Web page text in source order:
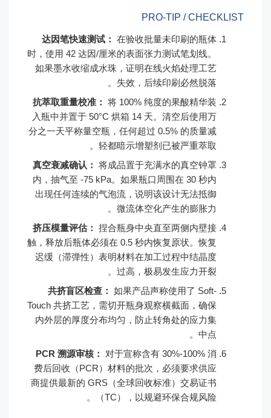
PRO-TIP / CHECKLIST
达因笔快速测试： 在验收批量未印刷的瓶体
时，使用 42 达因/厘米的表面张力测试笔划线。
如果墨水收缩成水珠，证明在线火焰处理工艺
失效，后续印刷必然脱落。
抗萃取重量校准： 将 100% 纯度的果酸精华装
入瓶中并置于 50°C 烘箱 14 天。清空后使用万
分之一天平称量空瓶，任何超过 0.5% 的质量减
轻都暗示增塑剂已被严重萃取。
真空衰减确认： 将成品置于充满水的真空钟罩
内，抽气至 -75 kPa。如果瓶口周围在 30 秒内
出现任何连续的气泡流，说明该设计无法抵御
微流体空化产生的膨胀力。
挤压模量评估： 捏合瓶身中央直至两侧内壁接
触，释放后瓶体必须在 0.5 秒内恢复原状。恢复
迟缓（滞弹性）表明材料在加工过程中结晶度
过高，极易发生应力开裂。
共挤盲区检查： 如果产品声称使用了 Soft-
Touch 共挤工艺，需切开瓶身观察横截面，确保
内外层的厚度分布均匀，防止转角处的应力集
中点。
PCR 溯源审核：
对于宣称含有 30%-100% 消
费后回收（PCR）材料的批次，必须要求供应
商提供最新的 GRS（全球回收标准）交易证书
（TC），以规避环保合规风险。